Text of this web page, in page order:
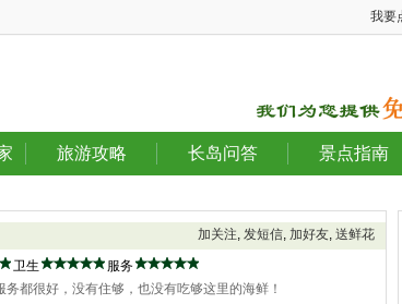
我要
旅游攻略 长岛问答 景点指南
加关注, 发短信, 加好友, 送鲜花
卫生
服务
都很好，没有住够，也没有吃够这里的海鲜！